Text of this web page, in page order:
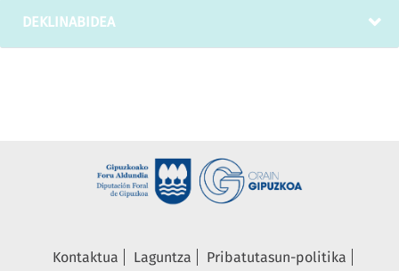
DEKLINABIDEA
Kontaktua Laguntza
Pribatutasun-politika